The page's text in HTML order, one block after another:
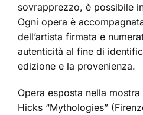
sovrapprezzo, è possibile
Ogni opera è
dell’artista firmata e
autenticità al fine di
edizione e la provenienza.
Opera esposta nella
Hicks “Mythologies”